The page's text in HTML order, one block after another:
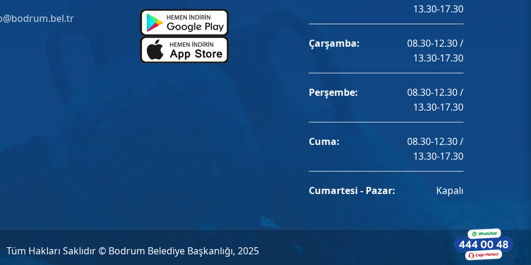
13.30-17.30
Çarşamba:
08.30-12.30 /
13.30-17.30
Perşembe:
08.30-12.30 /
13.30-17.30
Cuma:
08.30-12.30 /
13.30-17.30
Cumartesi - Pazar: Kapalı
Tüm Hakları Saklıdır © Bodrum Belediye Başkanlığı, 2025